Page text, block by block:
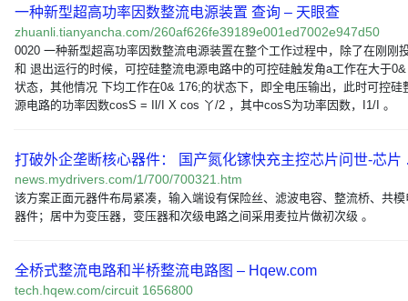
一种新型超高功率因数整流电源装置 查询 – 天眼查
zhuanli.tianyancha.com/260af626fe39189e001ed7002e947d50
0020 一种新型超高功率因数整流电源装置在整个工作过程中，除了在刚刚
和 退出运行的时候，可控硅整流电源电路中的可控硅触发角a工作在大于
状态，其他情况 下均工作在0& 176;的状态下，即全电压输出，此时可控硅
源电路的功率因数cosS = Il/I X cos 丫/2 ，其中cosS为功率因数，I1/I 。
打破外企垄断核心器件： 国产氮化镓快充主控芯片问世-芯
news.mydrivers.com/1/700/700321.htm
该方案正面元器件布局紧凑，输入端设有保险丝、滤波电容、整流桥、共模
器件；居中为变压器，变压器和次级电路之间采用麦拉片做初次级 。
全桥式整流电路和半桥整流电路图 – Hqew.com
tech.hqew.com/circuit 1656800